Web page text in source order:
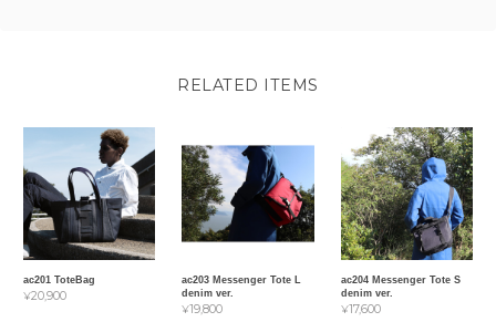
RELATED ITEMS
ac201 ToteBag
¥20,900
ac203 Messenger Tote L
denim ver.
¥19,800
ac204 Messenger Tote S
denim ver.
¥17,600